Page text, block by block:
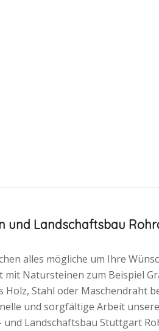
und Landschaftsbau
alles mögliche um Ihre
mit Natursteinen zum Beispiel
Holz, Stahl oder Maschendraht
und sorgfältige Arbeit
und Landschaftsbau Stuttgart